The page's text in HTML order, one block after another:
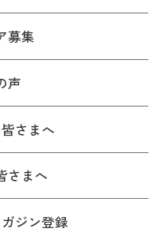
募集
声
さまへ
さまへ
ジン登録